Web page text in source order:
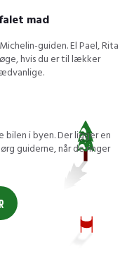
mad
guiden. El Pael, Rita
hvis du er til lækker
i byen. Der ligger en
guiderne, når de ringer